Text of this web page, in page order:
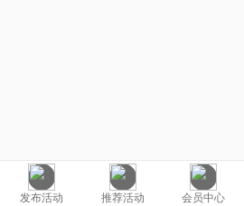
发布活动 推荐活动 会员中心